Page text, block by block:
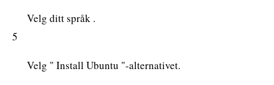
Velg ditt språk .
5
Velg " Install Ubuntu "-alternativet.